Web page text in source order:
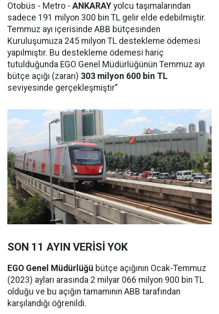
Otobüs - Metro - ANKARAY yolcu taşımalarından
sadece 191 milyon 300 bin TL gelir elde edebilmiştir.
Temmuz ayı içerisinde ABB bütçesinden
Kuruluşumuza 245 milyon TL destekleme ödemesi
yapılmıştır. Bu destekleme ödemesi hariç
tutulduğunda EGO Genel Müdürlüğünün Temmuz ayı
bütçe açığı (zararı) 303 milyon 600 bin TL
seviyesinde gerçekleşmiştir”
SON 11 AYIN VERİSİ YOK
EGO Genel Müdürlüğü bütçe açığının Ocak-Temmuz
(2023) ayları arasında 2 milyar 066 milyon 900 bin TL
olduğu ve bu açığın tamamının ABB tarafından
karşılandığı öğrenildi.